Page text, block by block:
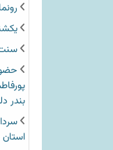
بندر